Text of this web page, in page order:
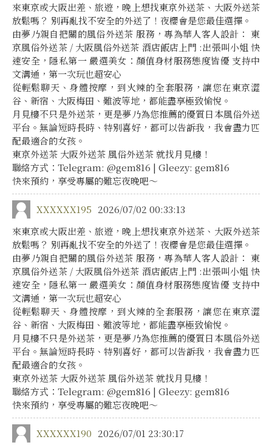
來東京或大阪出差、旅遊，晚上想找東京外送茶、大阪外送茶
放鬆嗎？ 別再亂找不安全的外送了！夜櫻會是您最佳選擇。
由夢乃親自把關的風俗外送茶 服務，專為華人客人設計： 東
京風俗外送茶 / 大阪風俗外送茶 酒店飯店上門 :出張叫小姐 快
速安全，隱私第一 嚴選美女：顏值身材服務態度皆優 支持中
文溝通，第一次玩也超安心
從輕鬆聊天、身體按摩，到火辣的全套服務，讓您在東京澀
谷、新宿、大阪梅田、難波等地，都能盡享極致愉悅。
月見樓不只是外送茶，更是夢乃為您推薦的優質日本風俗外送
平台。無論短時長時、特別喜好，都可以告訴我，我會盡力匹
配最適合的女孩。
東京外送茶 大阪外送茶 風俗外送茶 就找月見樓！
聯絡方式：Telegram: @gem816 | Gleezy: gem816
快來預約，享受專屬的難忘夜晚吧～
XXXXXX195 2026/07/02 00:33:13
來東京或大阪出差、旅遊，晚上想找東京外送茶、大阪外送茶
放鬆嗎？ 別再亂找不安全的外送了！夜櫻會是您最佳選擇。
由夢乃親自把關的風俗外送茶 服務，專為華人客人設計： 東
京風俗外送茶 / 大阪風俗外送茶 酒店飯店上門 :出張叫小姐 快
速安全，隱私第一 嚴選美女：顏值身材服務態度皆優 支持中
文溝通，第一次玩也超安心
從輕鬆聊天、身體按摩，到火辣的全套服務，讓您在東京澀
谷、新宿、大阪梅田、難波等地，都能盡享極致愉悅。
月見樓不只是外送茶，更是夢乃為您推薦的優質日本風俗外送
平台。無論短時長時、特別喜好，都可以告訴我，我會盡力匹
配最適合的女孩。
東京外送茶 大阪外送茶 風俗外送茶 就找月見樓！
聯絡方式：Telegram: @gem816 | Gleezy: gem816
快來預約，享受專屬的難忘夜晚吧～
XXXXXX190 2026/07/01 23:30:17